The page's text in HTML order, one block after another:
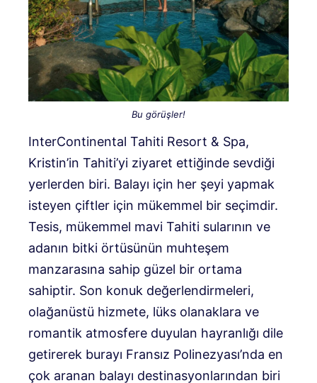
Bu görüşler!
InterContinental Tahiti Resort & Spa,
Kristin’in Tahiti’yi ziyaret ettiğinde sevdiği
yerlerden biri. Balayı için her şeyi yapmak
isteyen çiftler için mükemmel bir seçimdir.
Tesis, mükemmel mavi Tahiti sularının ve
adanın bitki örtüsünün muhteşem
manzarasına sahip güzel bir ortama
sahiptir. Son konuk değerlendirmeleri,
olağanüstü hizmete, lüks olanaklara ve
romantik atmosfere duyulan hayranlığı dile
getirerek burayı Fransız Polinezyası’nda en
çok aranan balayı destinasyonlarından biri